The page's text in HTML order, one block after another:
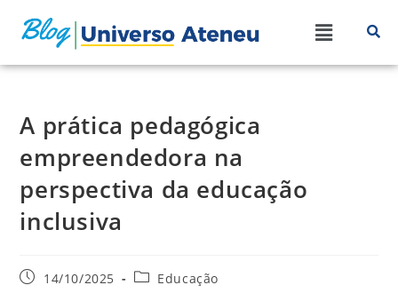
A prática pedagógica
empreendedora na
perspectiva da educação
inclusiva
14/10/2025 Educação